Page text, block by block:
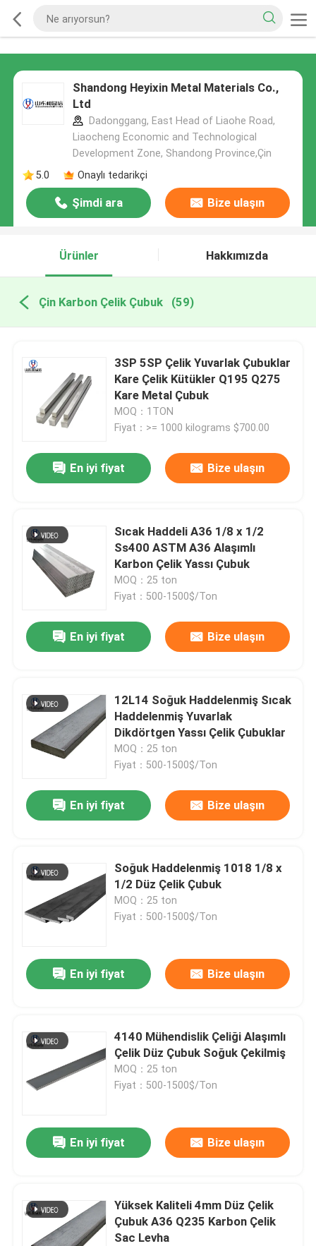
Shandong Heyixin Metal Materials Co.,
Ltd
Dadonggang, East Head of Liaohe Road,
Liaocheng Economic and Technological
Development Zone, Shandong Province,Çin
5.0
Onaylı tedarikçi
Şimdi ara Bize ulaşın
Ürünler Hakkımızda
Çin Karbon Çelik Çubuk (59)
3SP 5SP Çelik Yuvarlak Çubuklar
Kare Çelik Kütükler Q195 Q275
Kare Metal Çubuk
MOQ：1TON
Fiyat：>= 1000 kilograms $700.00
En iyi fiyat Bize ulaşın
Sıcak Haddeli A36 1/8 x 1/2
Ss400 ASTM A36 Alaşımlı
Karbon Çelik Yassı Çubuk
MOQ：25 ton
Fiyat：500-1500$/Ton
En iyi fiyat Bize ulaşın
12L14 Soğuk Haddelenmiş Sıcak
Haddelenmiş Yuvarlak
Dikdörtgen Yassı Çelik Çubuklar
MOQ：25 ton
Fiyat：500-1500$/Ton
En iyi fiyat Bize ulaşın
Soğuk Haddelenmiş 1018 1/8 x
1/2 Düz Çelik Çubuk
MOQ：25 ton
Fiyat：500-1500$/Ton
En iyi fiyat Bize ulaşın
4140 Mühendislik Çeliği Alaşımlı
Çelik Düz Çubuk Soğuk Çekilmiş
MOQ：25 ton
Fiyat：500-1500$/Ton
En iyi fiyat Bize ulaşın
Yüksek Kaliteli 4mm Düz Çelik
Çubuk A36 Q235 Karbon Çelik
Sac Levha